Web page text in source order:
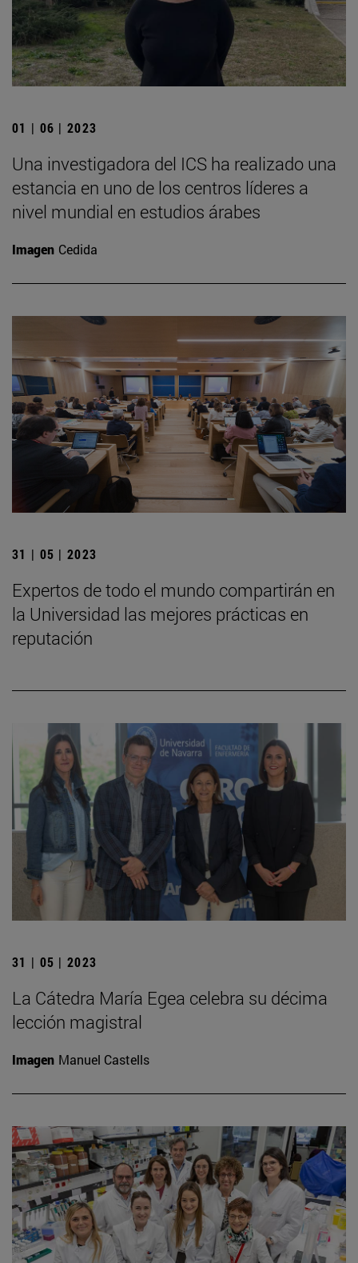
01 | 06 | 2023
Una investigadora del ICS ha realizado una
estancia en uno de los centros líderes a
nivel mundial en estudios árabes
Imagen Cedida
31 | 05 | 2023
Expertos de todo el mundo compartirán en
la Universidad las mejores prácticas en
reputación
31 | 05 | 2023
La Cátedra María Egea celebra su décima
lección magistral
Imagen Manuel Castells